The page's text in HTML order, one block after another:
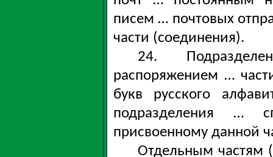
писем … почтовых
части (соединения).
24.
распоряжением …
букв русского
подразделения …
присвоенному данной
Отдельным частям